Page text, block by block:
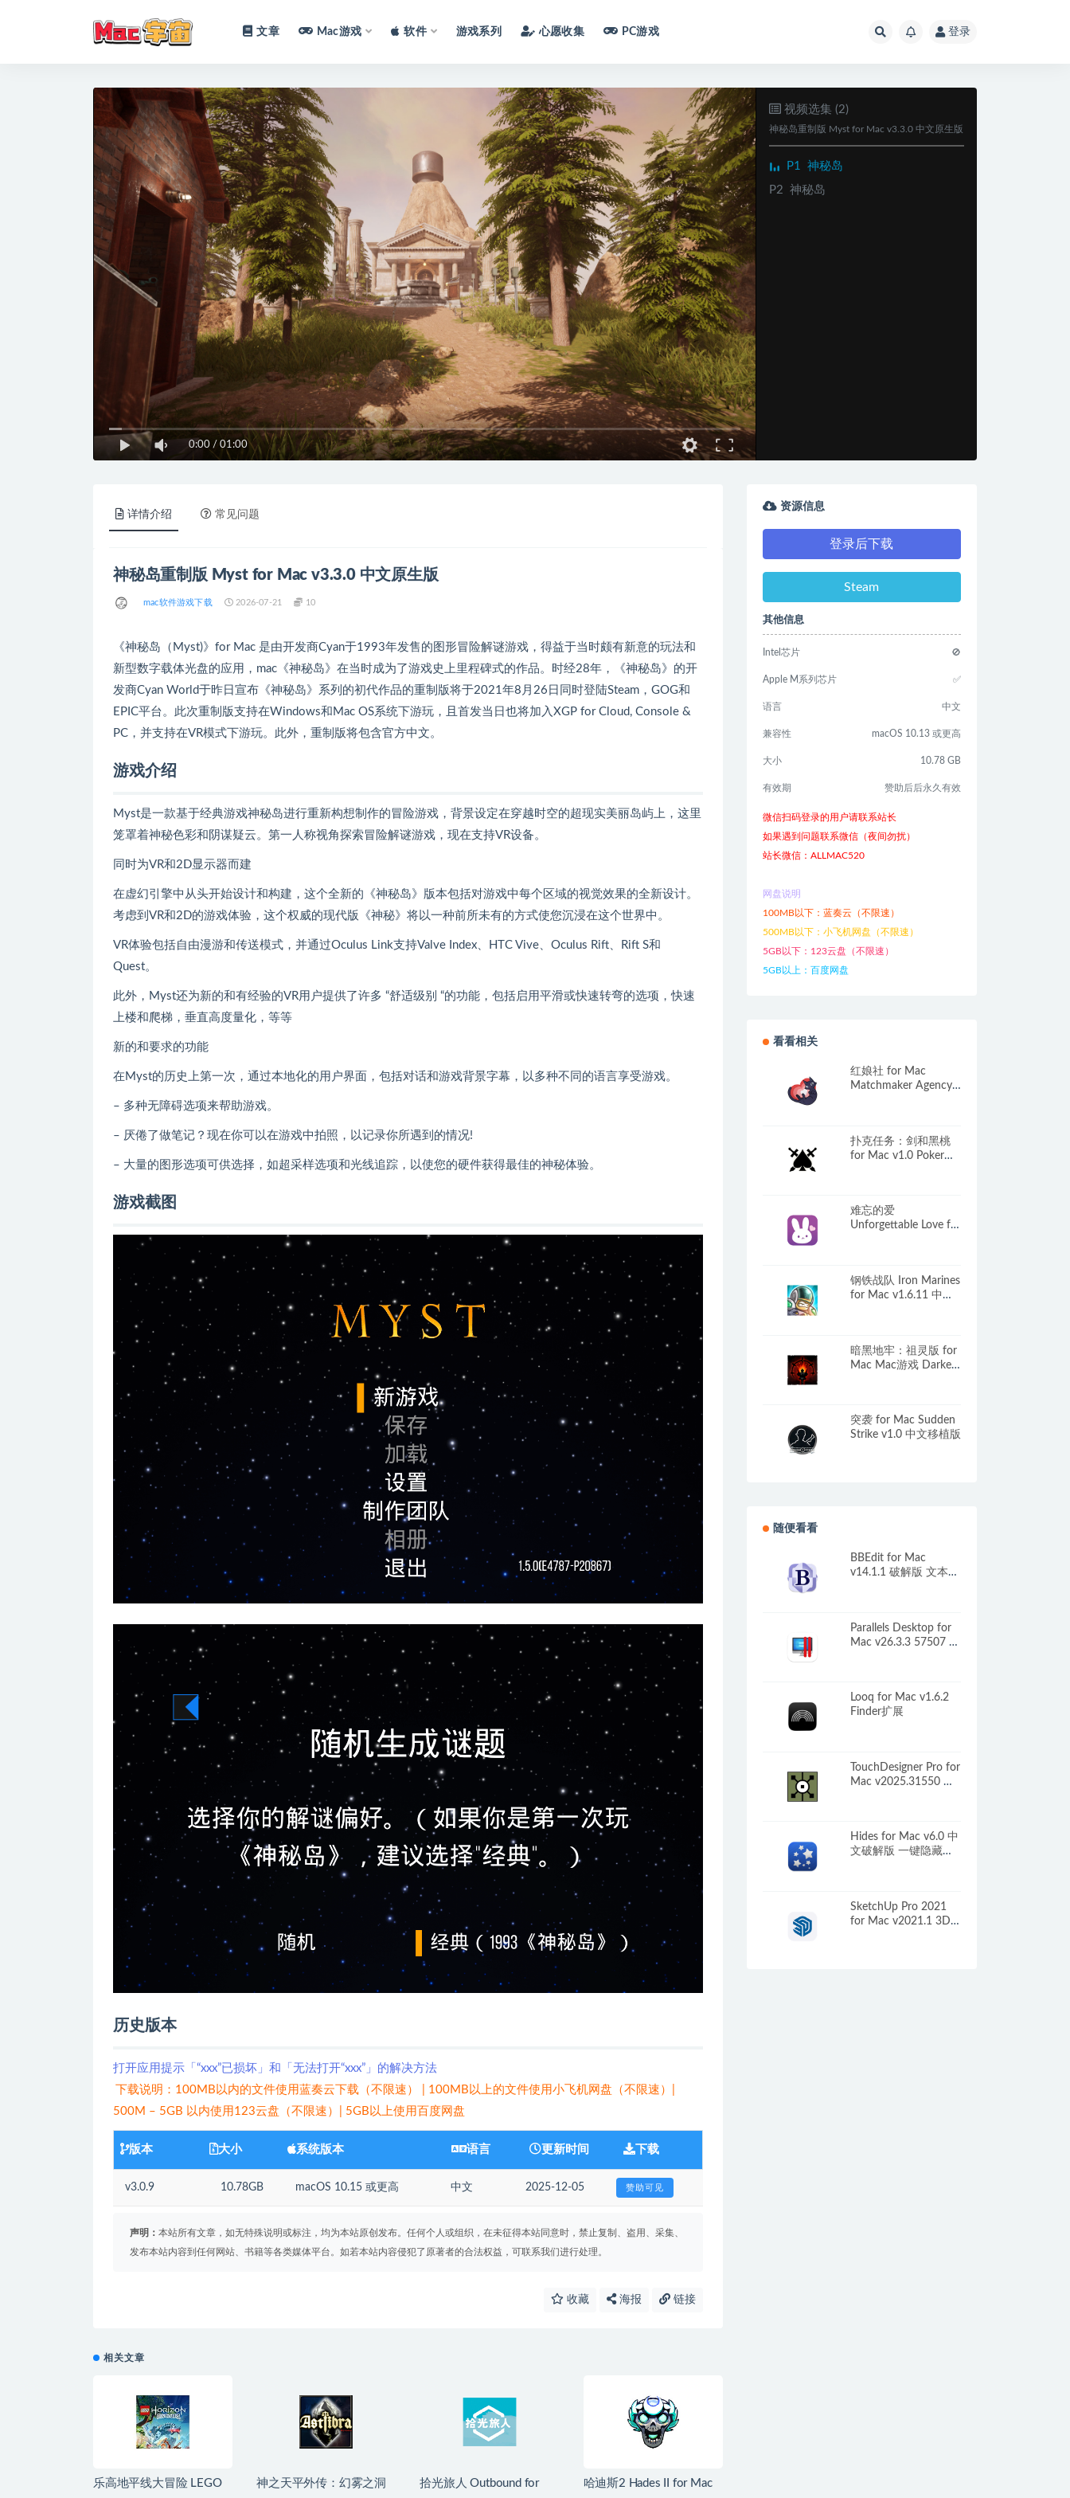
文章 Mac游戏 软件 游戏系列 心愿收集 PC游戏 登录
0:00 / 01:00
视频选集 (2)
神秘岛重制版 Myst for Mac v3.3.0 中文原生版
P1 神秘岛
P2 神秘岛
详情介绍 常见问题
神秘岛重制版 Myst for Mac v3.3.0 中文原生版
mac软件游戏下载 2026-07-21 10
《神秘岛（Myst)》for Mac 是由开发商Cyan于1993年发售的图形冒险解谜游戏，得益于当时颇有新意的玩法和
新型数字载体光盘的应用，mac《神秘岛》在当时成为了游戏史上里程碑式的作品。时经28年，《神秘岛》的开
发商Cyan World于昨日宣布《神秘岛》系列的初代作品的重制版将于2021年8月26日同时登陆Steam，GOG和
EPIC平台。此次重制版支持在Windows和Mac OS系统下游玩，且首发当日也将加入XGP for Cloud, Console &
PC，并支持在VR模式下游玩。此外，重制版将包含官方中文。
游戏介绍
Myst是一款基于经典游戏神秘岛进行重新构想制作的冒险游戏，背景设定在穿越时空的超现实美丽岛屿上，这里
笼罩着神秘色彩和阴谋疑云。第一人称视角探索冒险解谜游戏，现在支持VR设备。
同时为VR和2D显示器而建
在虚幻引擎中从头开始设计和构建，这个全新的《神秘岛》版本包括对游戏中每个区域的视觉效果的全新设计。
考虑到VR和2D的游戏体验，这个权威的现代版《神秘》将以一种前所未有的方式使您沉浸在这个世界中。
VR体验包括自由漫游和传送模式，并通过Oculus Link支持Valve Index、HTC Vive、Oculus Rift、Rift S和
Quest。
此外，Myst还为新的和有经验的VR用户提供了许多 “舒适级别 “的功能，包括启用平滑或快速转弯的选项，快速
上楼和爬梯，垂直高度量化，等等
新的和要求的功能
在Myst的历史上第一次，通过本地化的用户界面，包括对话和游戏背景字幕，以多种不同的语言享受游戏。
– 多种无障碍选项来帮助游戏。
– 厌倦了做笔记？现在你可以在游戏中拍照，以记录你所遇到的情况!
– 大量的图形选项可供选择，如超采样选项和光线追踪，以使您的硬件获得最佳的神秘体验。
游戏截图
历史版本
打开应用提示「“xxx”已损坏」和「无法打开“xxx”」的解决方法
下载说明：100MB以内的文件使用蓝奏云下载（不限速） | 100MB以上的文件使用小飞机网盘（不限速）|
500M – 5GB 以内使用123云盘（不限速）| 5GB以上使用百度网盘
版本 大小 系统版本 语言 更新时间 下载
v3.0.9 10.78GB macOS 10.15 或更高 中文 2025-12-05 赞助可见
声明： 本站所有文章，如无特殊说明或标注，均为本站原创发布。任何个人或组织，在未征得本站同意时，禁止复制、盗用、采集、
发布本站内容到任何网站、书籍等各类媒体平台。如若本站内容侵犯了原著者的合法权益，可联系我们进行处理。
收藏 海报 链接
相关文章
乐高地平线大冒险 LEGO
神之天平外传：幻雾之洞
拾光旅人 Outbound for
哈迪斯2 Hades II for Mac
资源信息
登录后下载
Steam
其他信息
Intel芯片 🚫
Apple M系列芯片 ✅
语言 中文
兼容性 macOS 10.13 或更高
大小 10.78 GB
有效期 赞助后后永久有效
微信扫码登录的用户请联系站长
如果遇到问题联系微信（夜间勿扰）
站长微信：ALLMAC520
网盘说明
100MB以下：蓝奏云（不限速）
500MB以下：小飞机网盘（不限速）
5GB以下：123云盘（不限速）
5GB以上：百度网盘
看看相关
红娘社 for Mac
Matchmaker Agency
扑克任务：剑和黑桃
for Mac v1.0 Poker
难忘的爱
Unforgettable Love for
钢铁战队 Iron Marines
for Mac v1.6.11 中文
暗黑地牢：祖灵版 for
Mac Mac游戏 Darkest
突袭 for Mac Sudden
Strike v1.0 中文移植版
随便看看
BBEdit for Mac
v14.1.1 破解版 文本代
Parallels Desktop for
Mac v26.3.3 57507 中
Looq for Mac v1.6.2
Finder扩展
TouchDesigner Pro for
Mac v2025.31550 可
Hides for Mac v6.0 中
文破解版 一键隐藏所
SketchUp Pro 2021
for Mac v2021.1 3D